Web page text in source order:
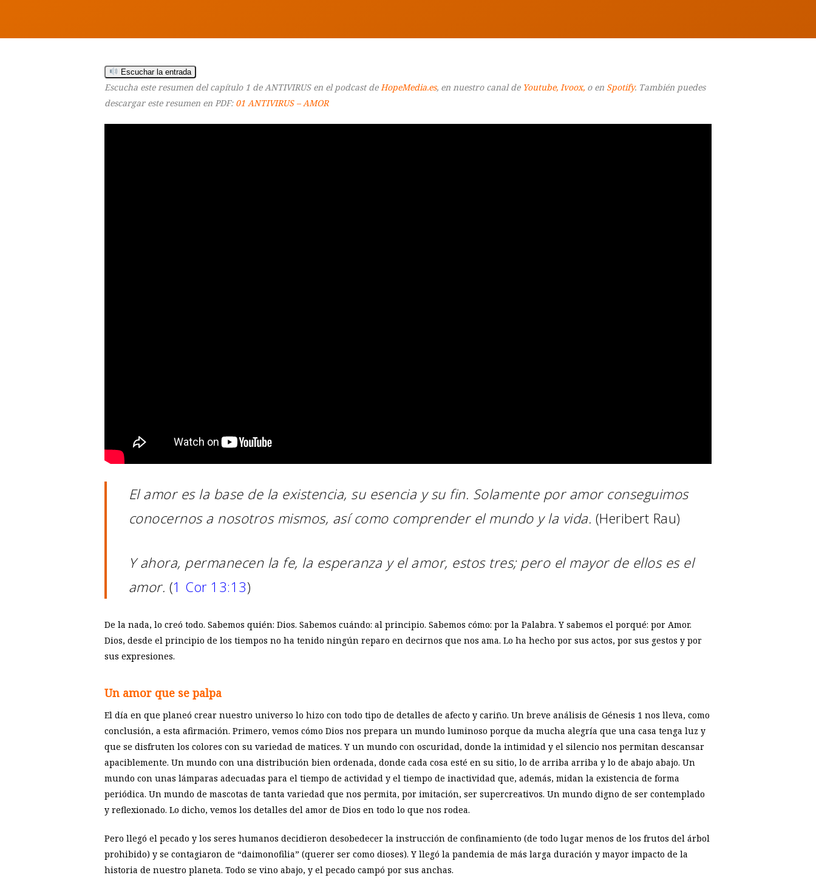
Escuchar la entrada
Escucha este resumen del capítulo 1 de ANTIVIRUS en el podcast deHopeMedia.es, en nuestro canal de Youtube, Ivoox, o en Spotify. También puedes
descargar este resumen en PDF: 01 ANTIVIRUS –AMOR
El amor es la base de la existencia, su esencia y su fin. Solamente por amor conseguimos
conocernos a nosotros mismos, así como comprender el mundo y la vida. (Heribert Rau)
Y ahora, permanecen la fe, la esperanza y el amor, estos tres; pero el mayor de ellos es el
amor. (1 Cor 13:13)
De la nada, lo creó todo. Sabemos quién: Dios. Sabemos cuándo: al principio. Sabemos cómo: por la Palabra. Y sabemos el porqué: por Amor.
Dios, desde el principio de los tiempos no ha tenido ningún reparo en decirnos que nos ama. Lo ha hecho por sus actos, por sus gestos y por
sus expresiones.
Un amor que se palpa
El día en que planeó crear nuestro universo lo hizo con todo tipo de detalles de afecto y cariño. Un breve análisis de Génesis 1 nos lleva, como
conclusión, a esta afirmación. Primero, vemos cómo Dios nos prepara un mundo luminoso porque da mucha alegría que una casa tenga luz y
que se disfruten los colores con su variedad de matices. Y un mundo con oscuridad, donde la intimidad y el silencio nos permitan descansar
apaciblemente. Un mundo con una distribución bien ordenada, donde cada cosa esté en su sitio, lo de arriba arriba y lo de abajo abajo. Un
mundo con unas lámparas adecuadas para el tiempo de actividad y el tiempo de inactividad que, además, midan la existencia de forma
periódica. Un mundo de mascotas de tanta variedad que nos permita, por imitación, ser supercreativos. Un mundo digno de ser contemplado
y reflexionado. Lo dicho, vemos los detalles del amor de Dios en todo lo que nos rodea.
Pero llegó el pecado y los seres humanos decidieron desobedecer la instrucción de confinamiento (de todo lugar menos de los frutos del árbol
prohibido) y se contagiaron de “daimonofilia” (querer ser como dioses). Y llegó la pandemia de más larga duración y mayor impacto de la
historia de nuestro planeta. Todo se vino abajo, y el pecado campó por sus anchas.